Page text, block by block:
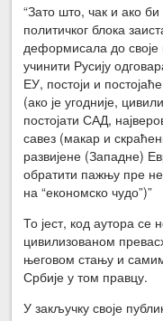
“Зато што, чак и ако
политичког блока
деформисала до
учинити Русију
ЕУ, постоји и
(ако је угодније,
постојати САД,
савез (макар и
развијене (Западне)
обратити пажњу пре
на “економско чудо”)”
То јест, код аутора се
цивилизованом
његовом стању и
Србије у том правцу.
У закључку своје